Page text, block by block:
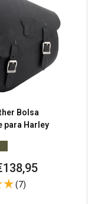
Bolsa
para Harley
(7)